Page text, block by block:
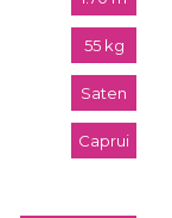
55 kg
Saten
Caprui